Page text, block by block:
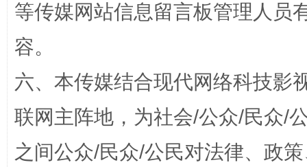
等传媒网站信息留言板管理人员
容。
六、本传媒结合现代网络科技影
联网主阵地，为社会/公众/民众/
之间公众/民众/公民对法律、政